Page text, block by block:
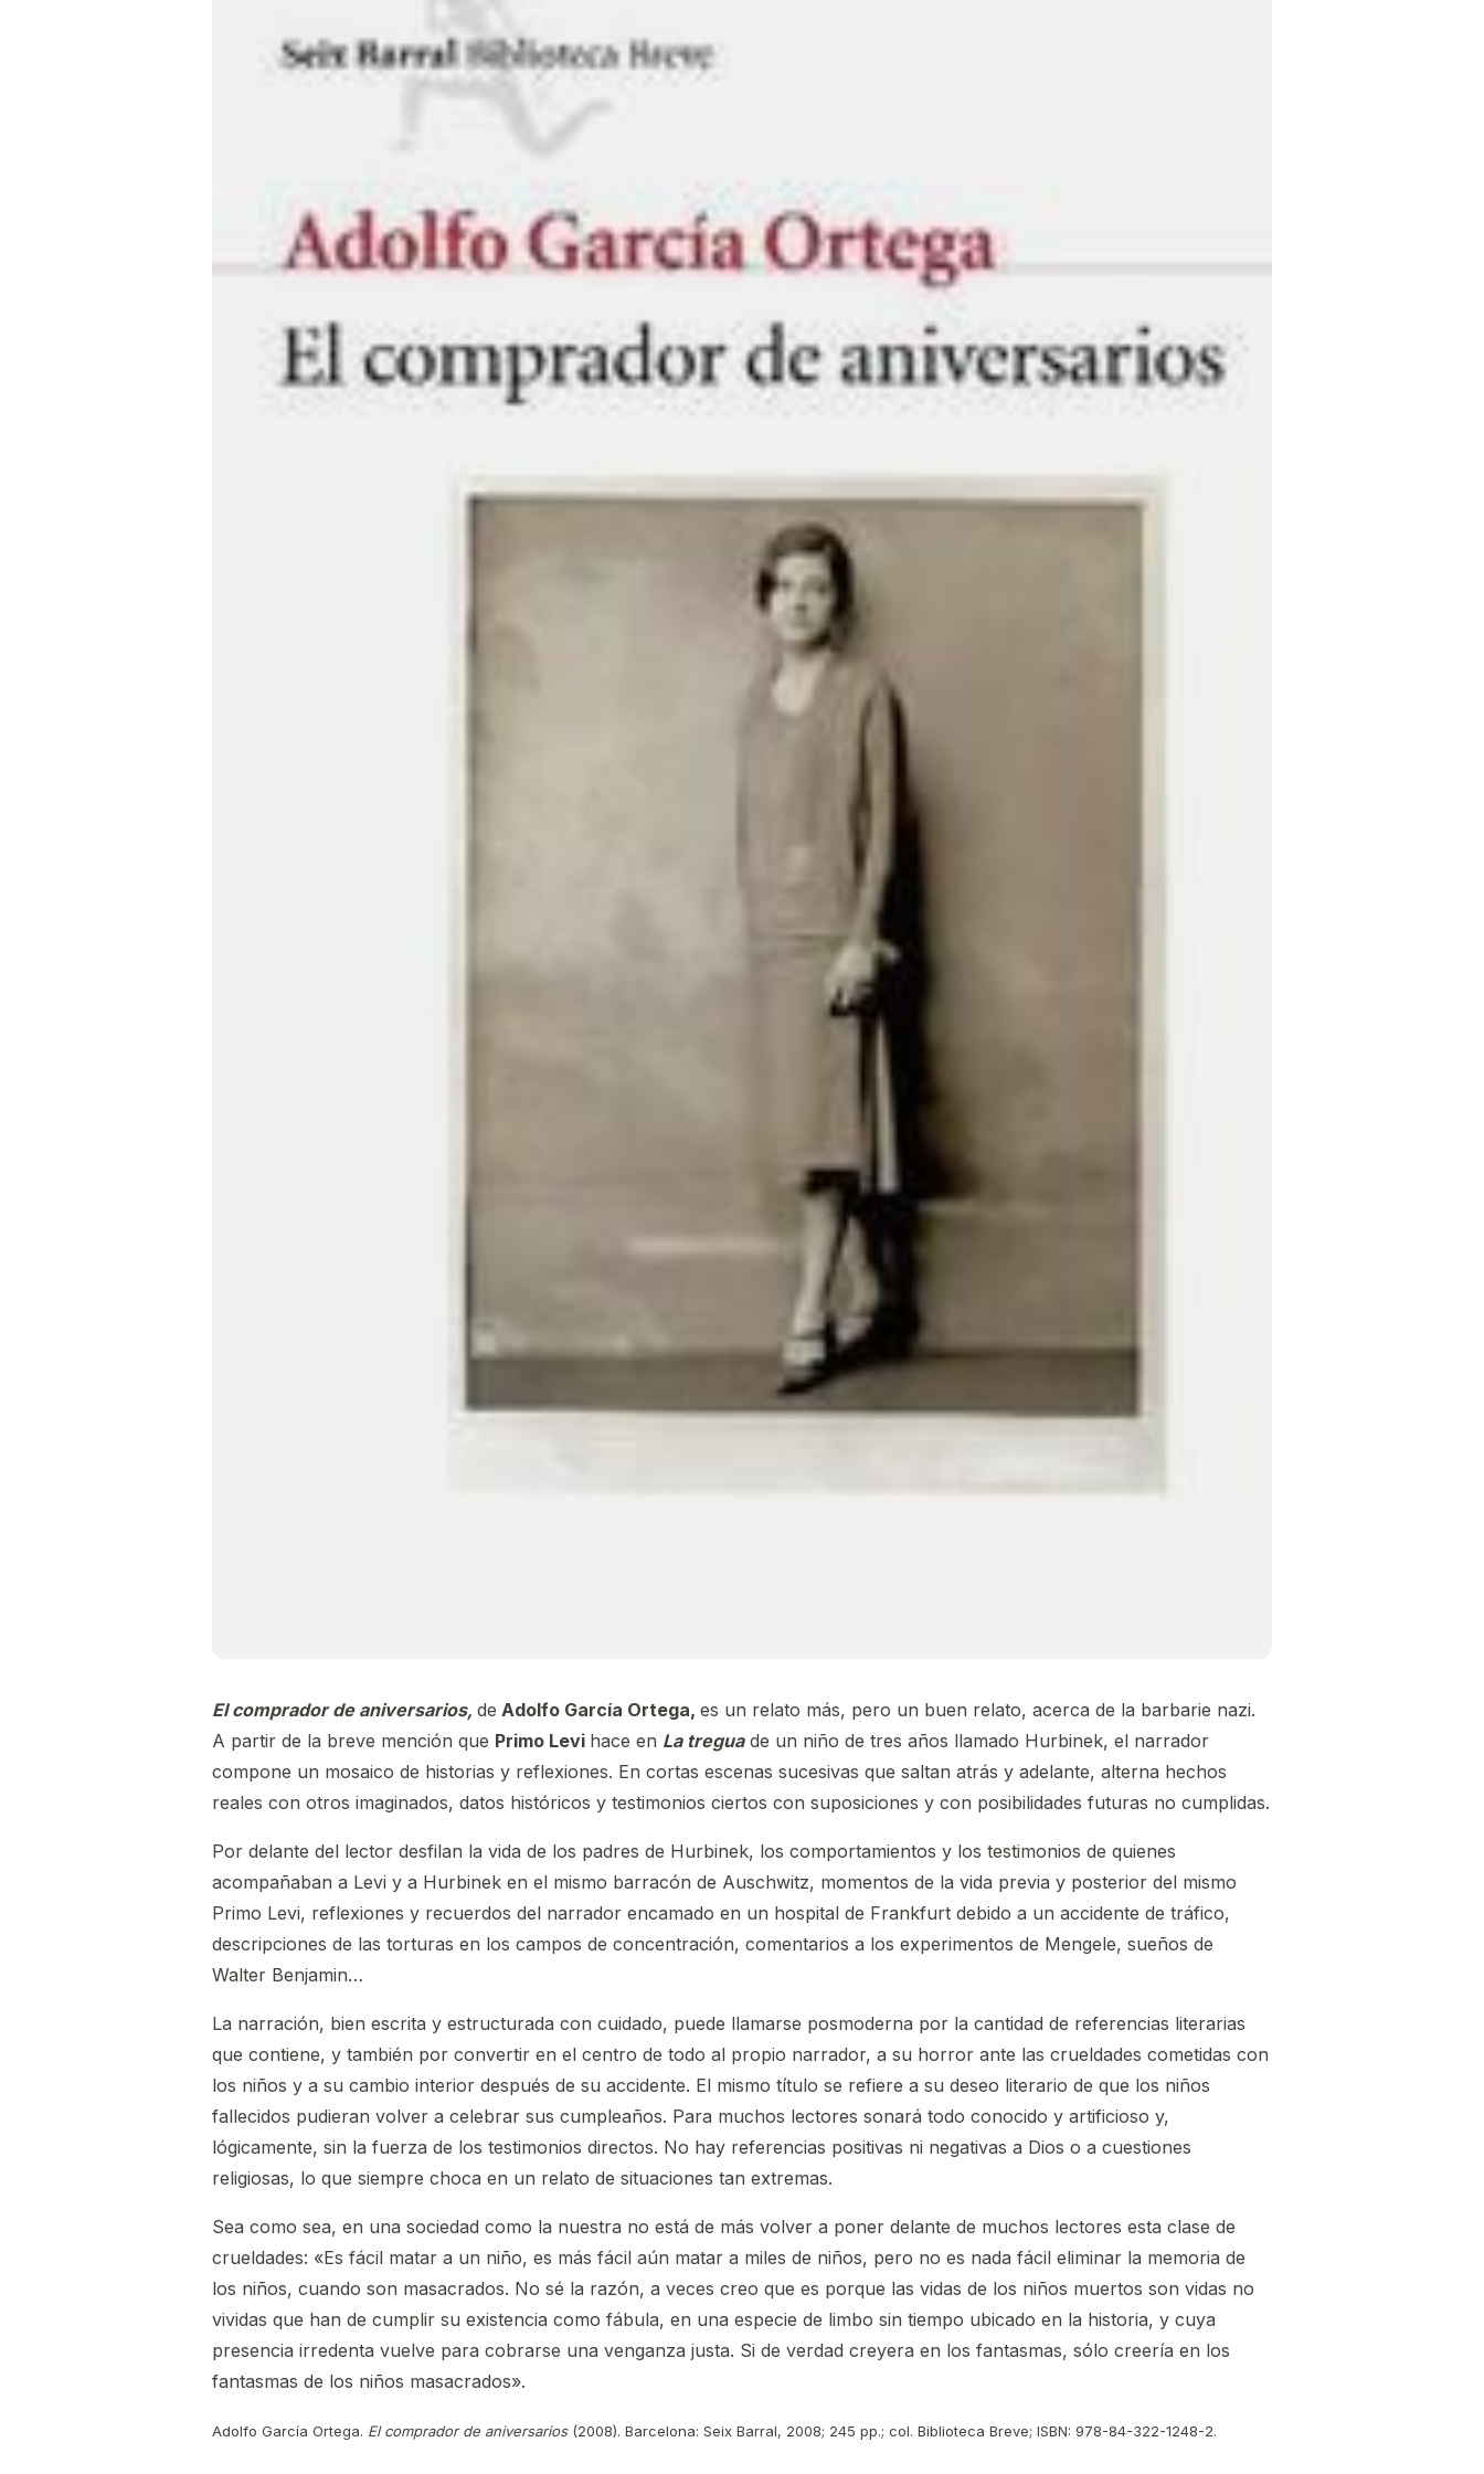
El comprador de aniversarios, de Adolfo García Ortega, es un relato más, pero un buen relato, acerca de la barbarie nazi.
A partir de la breve mención que Primo Levi hace en La treguade un niño de tres años llamado Hurbinek, el narrador
compone un mosaico de historias y reflexiones. En cortas escenas sucesivas que saltan atrás y adelante, alterna hechos
reales con otros imaginados, datos históricos y testimonios ciertos con suposiciones y con posibilidades futuras no cumplidas.
Por delante del lector desfilan la vida de los padres de Hurbinek, los comportamientos y los testimonios de quienes
acompañaban a Levi y a Hurbinek en el mismo barracón de Auschwitz, momentos de la vida previa y posterior del mismo
Primo Levi, reflexiones y recuerdos del narrador encamado en un hospital de Frankfurt debido a un accidente de tráfico,
descripciones de las torturas en los campos de concentración, comentarios a los experimentos de Mengele, sueños de
Walter Benjamin…
La narración, bien escrita y estructurada con cuidado, puede llamarse posmoderna por la cantidad de referencias literarias
que contiene, y también por convertir en el centro de todo al propio narrador, a su horror ante las crueldades cometidas con
los niños y a su cambio interior después de su accidente. El mismo título se refiere a su deseo literario de que los niños
fallecidos pudieran volver a celebrar sus cumpleaños. Para muchos lectores sonará todo conocido y artificioso y,
lógicamente, sin la fuerza de los testimonios directos. No hay referencias positivas ni negativas a Dios o a cuestiones
religiosas, lo que siempre choca en un relato de situaciones tan extremas.
Sea como sea, en una sociedad como la nuestra no está de más volver a poner delante de muchos lectores esta clase de
crueldades: «Es fácil matar a un niño, es más fácil aún matar a miles de niños, pero no es nada fácil eliminar la memoria de
los niños, cuando son masacrados. No sé la razón, a veces creo que es porque las vidas de los niños muertos son vidas no
vividas que han de cumplir su existencia como fábula, en una especie de limbo sin tiempo ubicado en la historia, y cuya
presencia irredenta vuelve para cobrarse una venganza justa. Si de verdad creyera en los fantasmas, sólo creería en los
fantasmas de los niños masacrados».
Adolfo García Ortega. El comprador de aniversarios(2008). Barcelona: Seix Barral, 2008; 245 pp.; col. Biblioteca Breve; ISBN: 978-84-322-1248-2.